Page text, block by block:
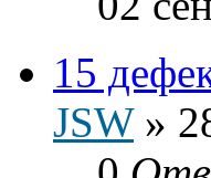
15
JSW»